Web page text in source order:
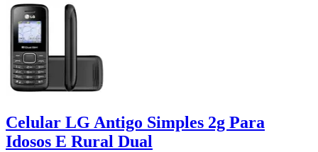
Celular LG Antigo Simples 2g Para
Idosos E Rural Dual